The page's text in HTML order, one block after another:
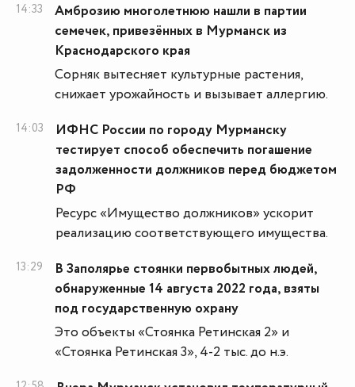
14:33
Амброзию многолетнюю нашли в партии
семечек, привезённых в Мурманск из
Краснодарского края
Сорняк вытесняет культурные растения,
снижает урожайность и вызывает аллергию.
14:03
ИФНС России по городу Мурманску
тестирует способ обеспечить погашение
задолженности должников перед бюджетом
РФ
Ресурс «Имущество должников» ускорит
реализацию соответствующего имущества.
13:29
В Заполярье стоянки первобытных людей,
обнаруженные 14 августа 2022 года, взяты
под государственную охрану
Это объекты «Стоянка Ретинская 2» и
«Стоянка Ретинская 3», 4-2 тыс. до н.э.